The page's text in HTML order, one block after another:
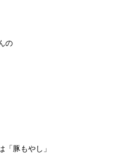
の
豚もやし」